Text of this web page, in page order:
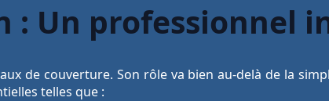
: Un professionnel
de couverture. Son rôle va bien au-delà de la
telles que :